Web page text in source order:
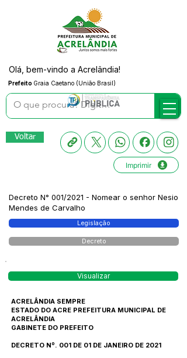
Prefeito Graia Caetano (União Brasil)
Olá, bem-vindo a Acrelândia!
Voltar
Imprimir
Decreto N° 001/2021 - Nomear o senhor Nesio
Mendes de Carvalho
Legislação
Decreto
Visualizar
ACRELÂNDIA SEMPRE
ESTADO DO ACRE PREFEITURA MUNICIPAL DE
ACRELÂNDIA
GABINETE DO PREFEITO
DECRETO Nº. 001 DE 01 DE JANEIRO DE 2021